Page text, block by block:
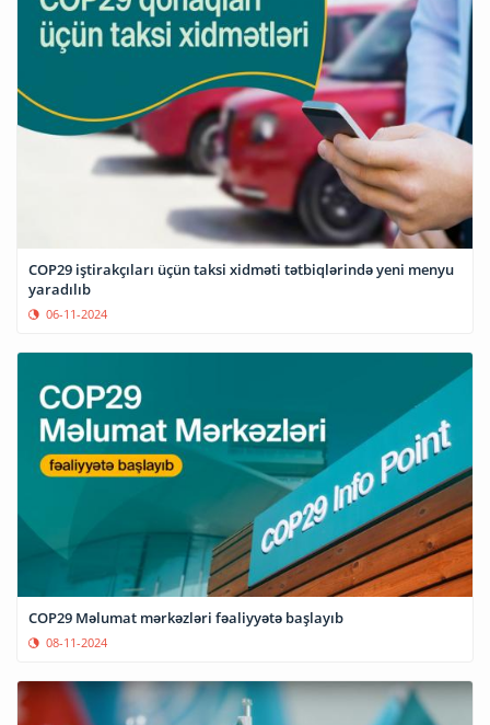
COP29 iştirakçıları üçün taksi xidməti tətbiqlərində yeni menyu
yaradılıb
06-11-2024
COP29 Məlumat mərkəzləri fəaliyyətə başlayıb
08-11-2024